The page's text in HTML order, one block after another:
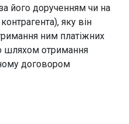
його дорученням чи на
яку він
ним платіжних
шляхом отримання
договором